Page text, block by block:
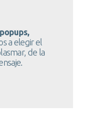
a elegir el
de la